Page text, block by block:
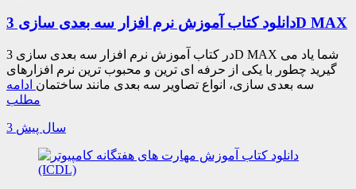
دانلود کتاب آموزش نرم افزار سه بعدی سازی 3D MAX
در کتاب آموزش نرم افزار سه بعدی سازی 3D MAX شما یاد می
گیرید چطور با یکی از حرفه ای ترین و محبوب ترین نرم افزارهای
سه بعدی سازی، انواع تصاویر سه بعدی مانند ساختمان ادامه
مطلب
3 سال پیش